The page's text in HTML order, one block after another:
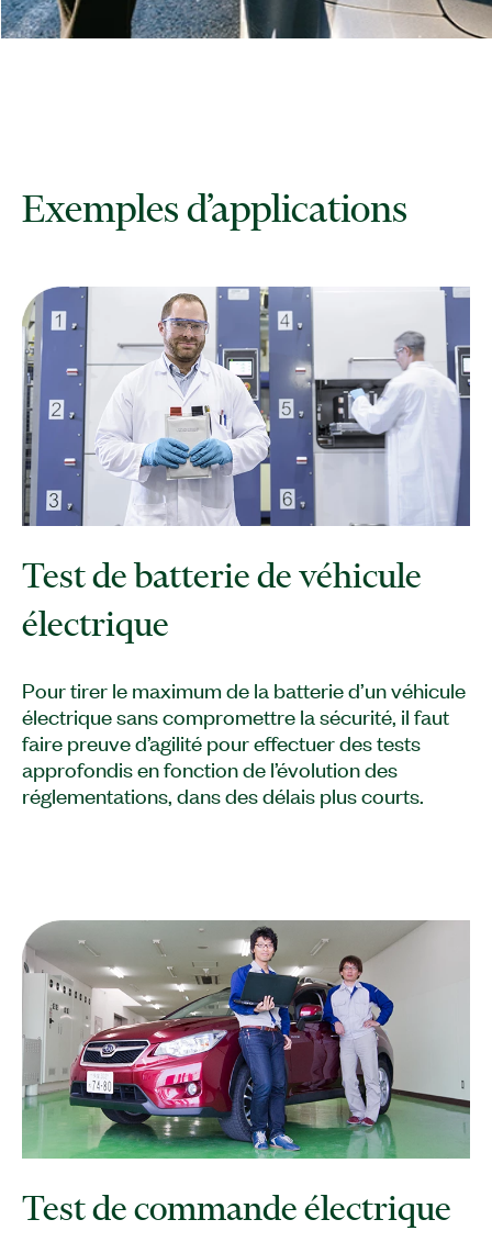
Exemples d’applications
Test de batterie de véhicule
électrique
Pour tirer le maximum de la batterie d’un véhicule
électrique sans compromettre la sécurité, il faut
faire preuve d’agilité pour effectuer des tests
approfondis en fonction de l’évolution des
réglementations, dans des délais plus courts.
Test de commande électrique